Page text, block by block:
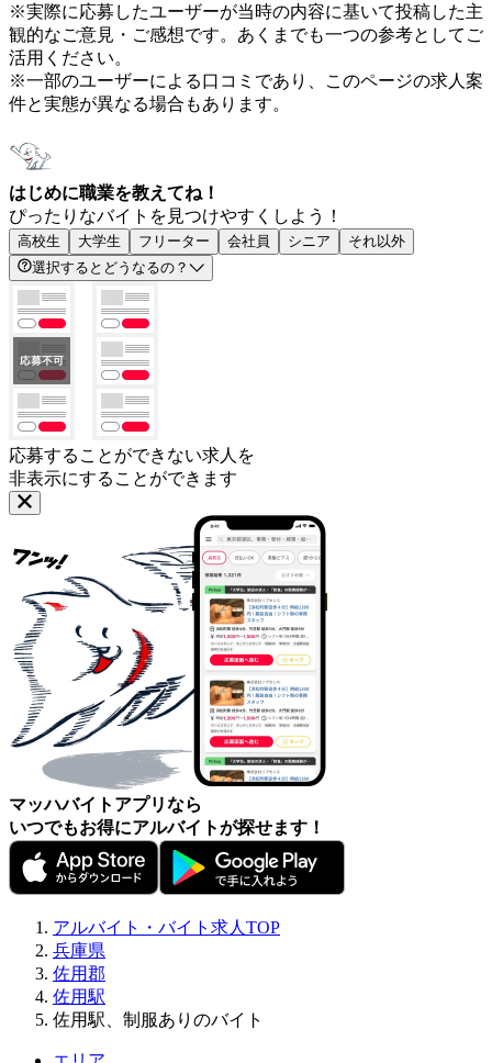
※実際に応募したユーザーが当時の内容に基いて投稿した主
観的なご意見・ご感想です。あくまでも一つの参考としてご
活用ください。
※一部のユーザーによる口コミであり、このページの求人案
件と実態が異なる場合もあります。
はじめに職業を教えてね！
ぴったりなバイトを見つけやすくしよう！
高校生 大学生 フリーター 会社員 シニア
それ以外
選択するとどうなるの？
応募することができない求人を
非表示にすることができます
マッハバイトアプリなら
いつでもお得にアルバイトが探せます！
アルバイト・バイト求人TOP
兵庫県
佐用郡
佐用駅
佐用駅、制服ありのバイト